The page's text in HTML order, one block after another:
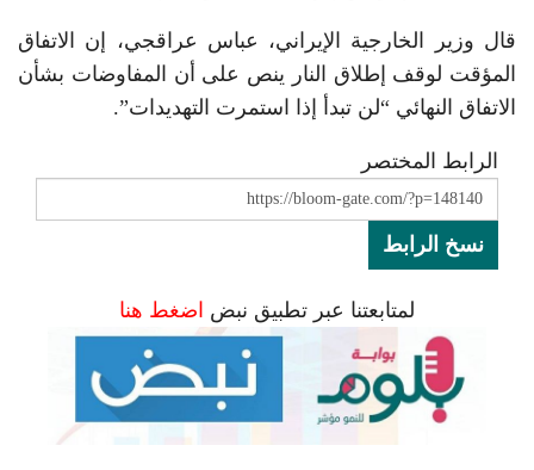
قال وزير الخارجية الإيراني، عباس عراقجي، إن الاتفاق
المؤقت لوقف إطلاق النار ينص على أن المفاوضات بشأن
الاتفاق النهائي “لن تبدأ إذا استمرت التهديدات”.
الرابط المختصر
نسخ الرابط
لمتابعتنا عبر تطبيق نبض اضغط هنا